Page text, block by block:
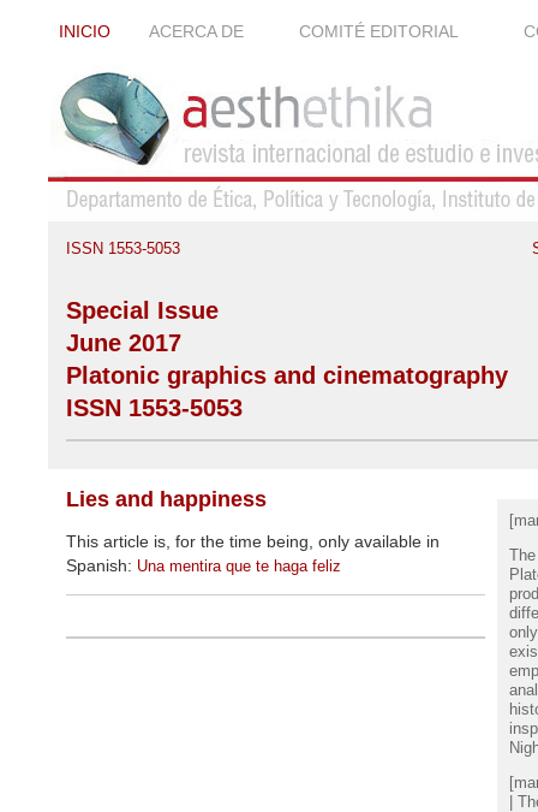
INICIO ACERCA DE COMITÉ EDITORIAL
ISSN 1553-5053
Special Issue
June 2017
Platonic graphics and cinematography
ISSN 1553-5053
|
Lies and happiness
This article is, for the time being, only available in
Spanish: Una mentira que te haga feliz